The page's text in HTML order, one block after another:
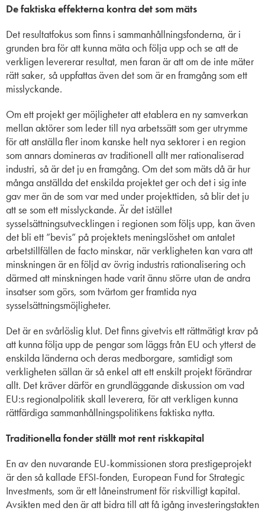
De faktiska effekterna kontra det som mäts
Det resultatfokus som finns i sammanhållningsfonderna, är i
grunden bra för att kunna mäta och följa upp och se att de
verkligen levererar resultat, men faran är att om de inte mäter
rätt saker, så uppfattas även det som är en framgång som ett
misslyckande.
Om ett projekt ger möjligheter att etablera en ny samverkan
mellan aktörer som leder till nya arbetssätt som ger utrymme
för att anställa fler inom kanske helt nya sektorer i en region
som annars domineras av traditionell allt mer rationaliserad
industri, så är det ju en framgång. Om det som mäts då är hur
många anställda det enskilda projektet ger och det i sig inte
gav mer än de som var med under projekttiden, så blir det ju
att se som ett misslyckande. Är det istället
sysselsättningsutvecklingen i regionen som följs upp, kan även
det bli ett ”bevis” på projektets meningslöshet om antalet
arbetstillfällen de facto minskar, när verkligheten kan vara att
minskningen är en följd av övrig industris rationalisering och
därmed att minskningen hade varit ännu större utan de andra
insatser som görs, som tvärtom ger framtida nya
sysselsättningsmöjligheter.
Det är en svårlöslig klut. Det finns givetvis ett rättmätigt krav på
att kunna följa upp de pengar som läggs från EU och ytterst de
enskilda länderna och deras medborgare, samtidigt som
verkligheten sällan är så enkel att ett enskilt projekt förändrar
allt. Det kräver därför en grundläggande diskussion om vad
EU:s regionalpolitik skall leverera, för att verkligen kunna
rättfärdiga sammanhållningspolitikens faktiska nytta.
Traditionella fonder ställt mot rent riskkapital
En av den nuvarande EU-kommissionen stora prestigeprojekt
är den så kallade EFSI-fonden, European Fund for Strategic
Investments, som är ett låneinstrument för riskvilligt kapital.
Avsikten med den är att bidra till att få igång investeringstakten